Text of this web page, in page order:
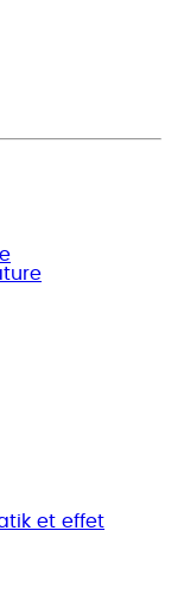
et effet